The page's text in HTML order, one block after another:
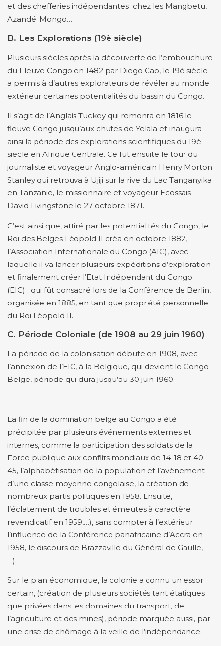
et des chefferies indépendantes chez les Mangbetu,
Azandé, Mongo…
B. Les Explorations (19è siècle)
Plusieurs siècles après la découverte de l’embouchure
du Fleuve Congo en 1482 par Diego Cao, le 19è siècle
a permis à d’autres explorateurs de révéler au monde
extérieur certaines potentialités du bassin du Congo.
Il s’agit de l’Anglais Tuckey qui remonta en 1816 le
fleuve Congo jusqu’aux chutes de Yelala et inaugura
ainsi la période des explorations scientifiques du 19è
siècle en Afrique Centrale. Ce fut ensuite le tour du
journaliste et voyageur Anglo-américain Henry Morton
Stanley qui retrouva à Ujiji sur la rive du Lac Tanganyika
en Tanzanie, le missionnaire et voyageur Ecossais
David Livingstone le 27 octobre 1871.
C’est ainsi que, attiré par les potentialités du Congo, le
Roi des Belges Léopold II créa en octobre 1882,
l’Association Internationale du Congo (AIC), avec
laquelle il va lancer plusieurs expéditions d’exploration
et finalement créer l’Etat Indépendant du Congo
(EIC) ; qui fût consacré lors de la Conférence de Berlin,
organisée en 1885, en tant que propriété personnelle
du Roi Léopold II.
C. Période Coloniale (de 1908 au 29 juin 1960)
La période de la colonisation débute en 1908, avec
l’annexion de l’EIC, à la Belgique, qui devient le Congo
Belge, période qui dura jusqu’au 30 juin 1960.
La fin de la domination belge au Congo a été
précipitée par plusieurs événements externes et
internes, comme la participation des soldats de la
Force publique aux conflits mondiaux de 14-18 et 40-
45, l’alphabétisation de la population et l’avènement
d’une classe moyenne congolaise, la création de
nombreux partis politiques en 1958. Ensuite,
l’éclatement de troubles et émeutes à caractère
revendicatif en 1959,…), sans compter à l’extérieur
l’influence de la Conférence panafricaine d’Accra en
1958, le discours de Brazzaville du Général de Gaulle,
…).
Sur le plan économique, la colonie a connu un essor
certain, (création de plusieurs sociétés tant étatiques
que privées dans les domaines du transport, de
l’agriculture et des mines), période marquée aussi, par
une crise de chômage à la veille de l’indépendance.